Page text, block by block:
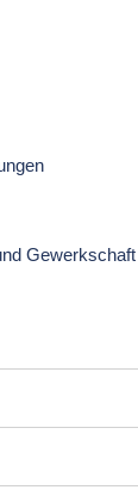
Gewerkschaft